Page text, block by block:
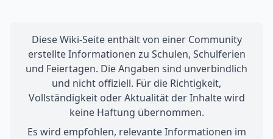
Diese Wiki-Seite enthält von einer Community
erstellte Informationen zu Schulen, Schulferien
und Feiertagen. Die Angaben sind unverbindlich
und nicht offiziell. Für die Richtigkeit,
Vollständigkeit oder Aktualität der Inhalte wird
keine Haftung übernommen.
Es wird empfohlen, relevante Informationen im